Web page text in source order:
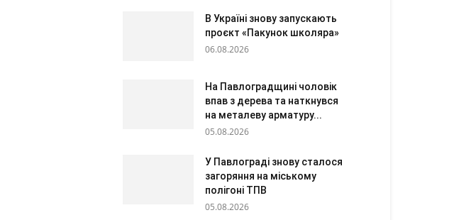
В Україні знову запускають
проєкт «Пакунок школяра»
06.08.2026
На Павлоградщині чоловік
впав з дерева та наткнувся
на металеву арматуру...
05.08.2026
У Павлограді знову сталося
загоряння на міському
полігоні ТПВ
05.08.2026